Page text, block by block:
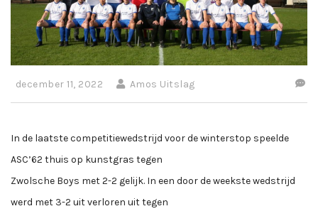
december 11, 2022 Amos Uitslag
In de laatste competitiewedstrijd voor de winterstop speelde
ASC’62 thuis op kunstgras tegen
Zwolsche Boys met 2-2 gelijk. In een door de weekste wedstrijd
werd met 3-2 uit verloren uit tegen